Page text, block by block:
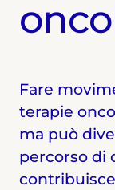
Fare
terapie
ma può
percorso di